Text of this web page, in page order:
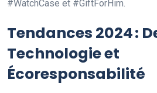
#WatchCase et #GiftForHim.
Tendances 2024 :
Technologie et
Écoresponsabilité